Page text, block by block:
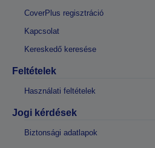
CoverPlus regisztráció
Kapcsolat
Kereskedő keresése
Feltételek
Használati feltételek
Jogi kérdések
Biztonsági adatlapok